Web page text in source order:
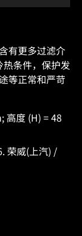
有更多过滤介
条件，保护发
等正常和严苛
高度 (H) = 48
荣威(上汽) /